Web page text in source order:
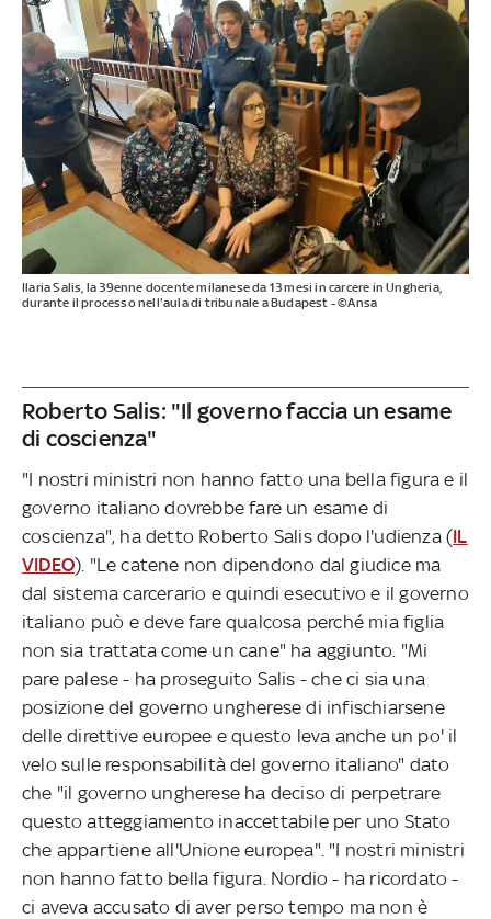
Ilaria Salis, la 39enne docente milanese da 13 mesi in carcere in Ungheria,
durante il processo nell'aula di tribunale a Budapest - ©Ansa
Roberto Salis: "Il governo faccia un esame
di coscienza"
"I nostri ministri non hanno fatto una bella figura e il
governo italiano dovrebbe fare un esame di
coscienza", ha detto Roberto Salis dopo l'udienza (IL
VIDEO). "Le catene non dipendono dal giudice ma
dal sistema carcerario e quindi esecutivo e il governo
italiano può e deve fare qualcosa perché mia figlia
non sia trattata come un cane" ha aggiunto. "Mi
pare palese - ha proseguito Salis - che ci sia una
posizione del governo ungherese di infischiarsene
delle direttive europee e questo leva anche un po' il
velo sulle responsabilità del governo italiano" dato
che "il governo ungherese ha deciso di perpetrare
questo atteggiamento inaccettabile per uno Stato
che appartiene all'Unione europea". "I nostri ministri
non hanno fatto bella figura. Nordio - ha ricordato -
ci aveva accusato di aver perso tempo ma non è